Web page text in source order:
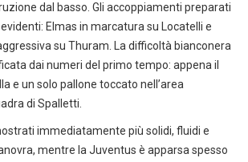
dal basso. Gli accoppiamenti preparati
Elmas in marcatura su Locatelli e
su Thuram. La difficoltà bianconera
dai numeri del primo tempo: appena il
e un solo pallone toccato nell’area
di Spalletti.
immediatamente più solidi, fluidi e
mentre la Juventus è apparsa spesso